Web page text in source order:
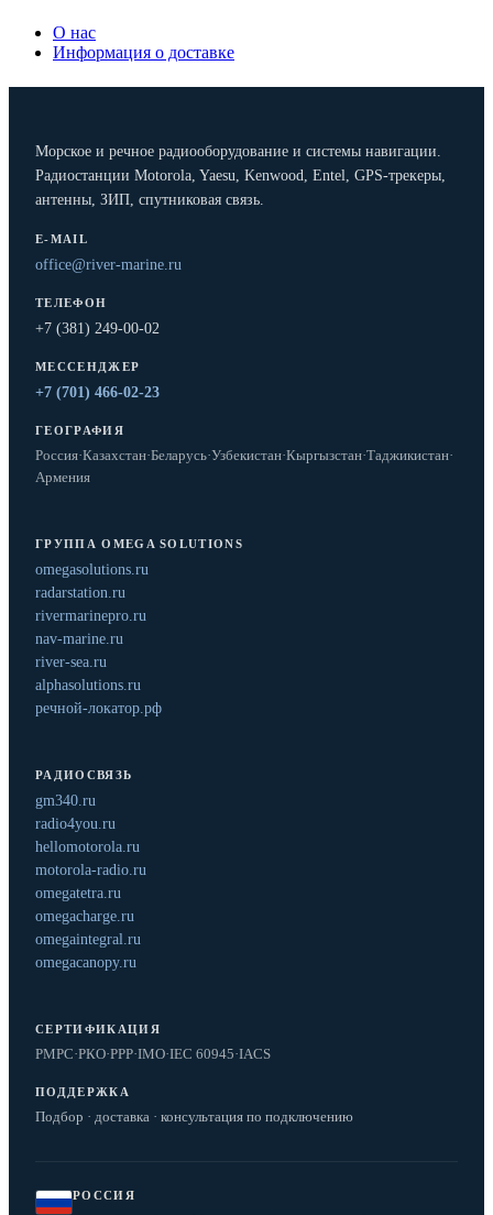
О нас
Информация о доставке
Морское и речное радиооборудование и системы навигации.
Радиостанции Motorola, Yaesu, Kenwood, Entel, GPS-трекеры,
антенны, ЗИП, спутниковая связь.
E-MAIL
office@river-marine.ru
ТЕЛЕФОН
+7 (381) 249-00-02
МЕССЕНДЖЕР
+7 (701) 466-02-23
ГЕОГРАФИЯ
Россия·Казахстан·Беларусь·Узбекистан·Кыргызстан·Таджикистан·
Армения
ГРУППА OMEGA SOLUTIONS
omegasolutions.ru
radarstation.ru
rivermarinepro.ru
nav-marine.ru
river-sea.ru
alphasolutions.ru
речной-локатор.рф
РАДИОСВЯЗЬ
gm340.ru
radio4you.ru
hellomotorola.ru
motorola-radio.ru
omegatetra.ru
omegacharge.ru
omegaintegral.ru
omegacanopy.ru
СЕРТИФИКАЦИЯ
РМРС·РКО·РРР·IMO·IEC 60945·IACS
ПОДДЕРЖКА
Подбор · доставка · консультация по подключению
РОССИЯ